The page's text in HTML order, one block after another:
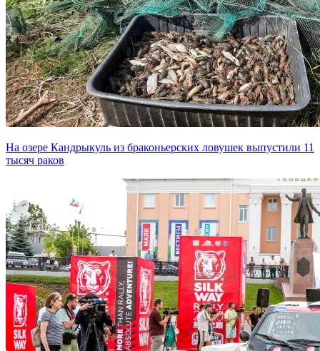
На озере Кандрыкуль из браконьерских ловушек выпустили 11
тысяч раков